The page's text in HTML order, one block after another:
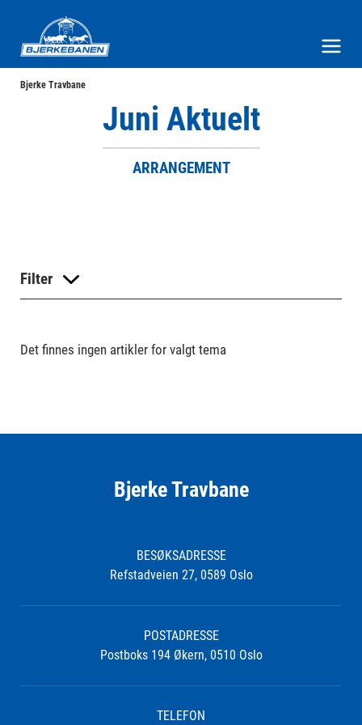
Bjerke Travbane
Juni Aktuelt
ARRANGEMENT
Filter
Det finnes ingen artikler for valgt tema
Bjerke Travbane
BESØKSADRESSE
Refstadveien 27, 0589 Oslo
POSTADRESSE
Postboks 194 Økern, 0510 Oslo
TELEFON